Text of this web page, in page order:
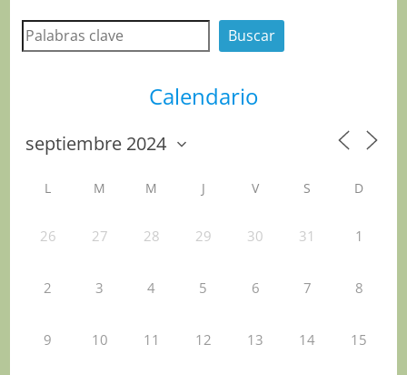
Buscar Buscar
Calendario
L M M J V S D
26 27 28 29 30 31 1
2 3 4 5 6 7 8
9 10 11 12 13 14 15